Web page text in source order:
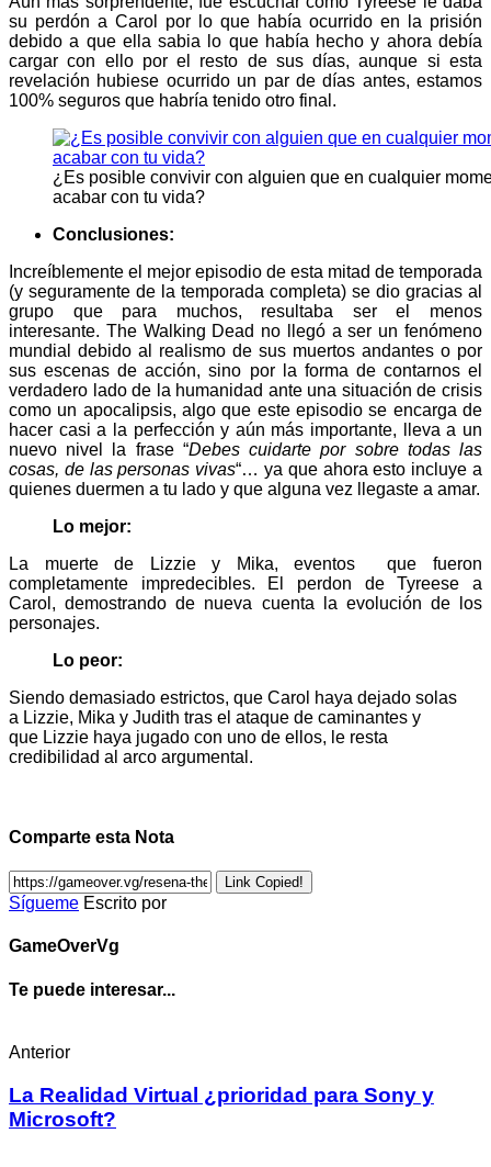
su perdón a Carol por lo que había ocurrido en la prisión
debido a que ella sabia lo que había hecho y ahora debía
cargar con ello por el resto de sus días, aunque si esta
revelación hubiese ocurrido un par de días antes, estamos
100% seguros que habría tenido otro final.
¿Es posible convivir con alguien que en cualquier
acabar con tu vida?
Conclusiones:
Increíblemente el mejor episodio de esta mitad de temporada
(y seguramente de la temporada completa) se dio gracias al
grupo que para muchos, resultaba ser el menos
interesante. The Walking Dead no llegó a ser un fenómeno
mundial debido al realismo de sus muertos andantes o por
sus escenas de acción, sino por la forma de contarnos el
verdadero lado de la humanidad ante una situación de crisis
como un apocalipsis, algo que este episodio se encarga de
hacer casi a la perfección y aún más importante, lleva a un
nuevo nivel la frase “Debes cuidarte por sobre todas las
cosas, de las personas vivas“… ya que ahora esto incluye a
quienes duermen a tu lado y que alguna vez llegaste a amar.
Lo mejor:
La muerte de Lizzie y Mika, eventos que fueron
completamente impredecibles. El perdon de Tyreese a
Carol, demostrando de nueva cuenta la evolución de los
personajes.
Lo peor:
Siendo demasiado estrictos, que Carol haya dejado solas
a Lizzie, Mika y Judith tras el ataque de caminantes y
que Lizzie haya jugado con uno de ellos, le resta
credibilidad al arco argumental.
Comparte esta Nota
Link Copied!
Sígueme Escrito por
GameOverVg
Te puede interesar...
Anterior
La Realidad Virtual ¿prioridad para Sony y
Microsoft?